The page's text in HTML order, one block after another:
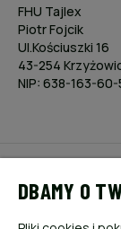
FHU Tajlex
Piotr Fojcik
Ul.Kościuszki 16
43-254
NIP: 638-163-60-
DBAMY O